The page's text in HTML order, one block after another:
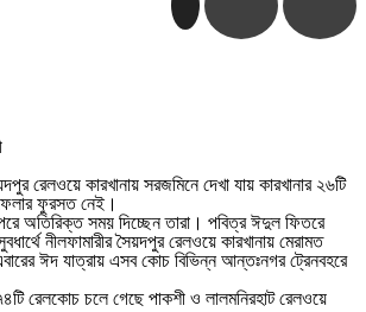
রেলওয়ে কারখানায় সরজমিনে দেখা যায় কারখানার ২৬টি
ফুরসত নেই।
পরে অতিরিক্ত সময় দিচ্ছেন তারা। পবিত্র ঈদুল ফিতরে
নীলফামারীর সৈয়দপুর রেলওয়ে কারখানায় মেরামত
ঈদ যাত্রায় এসব কোচ বিভিন্ন আন্তঃনগর ট্রেনবহরে
রেলকোচ চলে গেছে পাকশী ও লালমনিরহাট রেলওয়ে